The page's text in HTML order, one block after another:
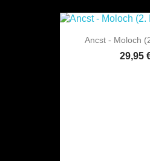
Ancst - Moloch
29,95